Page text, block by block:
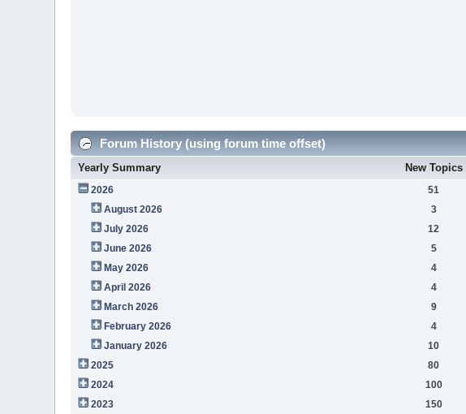
Forum History (using forum time offset)
Yearly Summary New Topics
2026 51
August 2026
3
July 2026
12
June 2026
5
May 2026
4
April 2026
4
March 2026
9
February 2026
4
January 2026
10
2025
80
2024
100
2023
150